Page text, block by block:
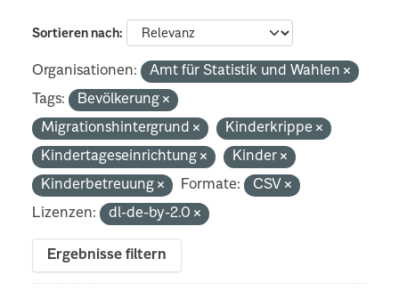
Sortieren nach
Organisationen:
Amt für Statistik und Wahlen
Tags:
Bevölkerung
Migrationshintergrund
Kinderkrippe
Kindertageseinrichtung
Kinder
Kinderbetreuung
Formate:
CSV
Lizenzen:
dl-de-by-2.0
Ergebnisse filtern